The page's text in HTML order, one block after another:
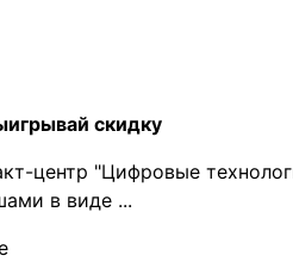
скидку
центр "Цифровые
в виде ...